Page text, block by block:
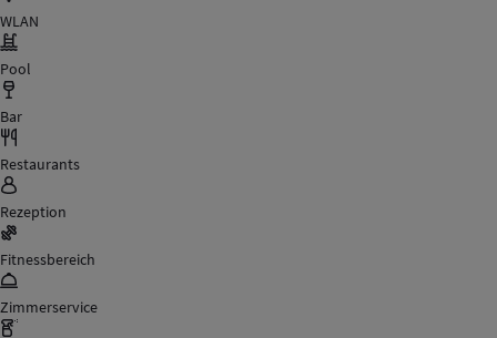
WLAN
Pool
Bar
Restaurants
Rezeption
Fitnessbereich
Zimmerservice